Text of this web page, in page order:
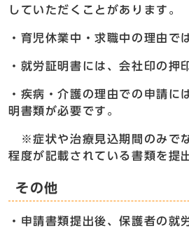
していただくことがあります。
・育児休業中・求職中の理由で
・就労証明書には、会社印の押
・疾病・介護の理由での申請に
明書類が必要です。
※症状や治療見込期間のみで
程度が記載されている書類を提
その他
・申請書類提出後、保護者の就